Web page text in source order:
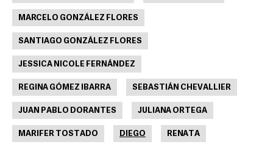
MARCELO GONZÁLEZ FLORES
SANTIAGO GONZÁLEZ FLORES
JESSICA NICOLE FERNÁNDEZ
REGINA GÓMEZ IBARRA SEBASTIÁN CHEVALLIER
JUAN PABLO DORANTES JULIANA ORTEGA
MARIFER TOSTADO DIEGO RENATA